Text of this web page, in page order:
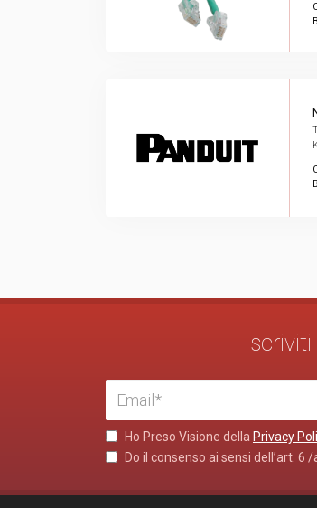
Ho Preso Visione della Privacy
Do il consenso ai sensi dell’art. 6